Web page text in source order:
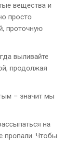
вещества и
просто
проточную
выливайте
продолжая
– значит мы
на
пропали. Чтобы